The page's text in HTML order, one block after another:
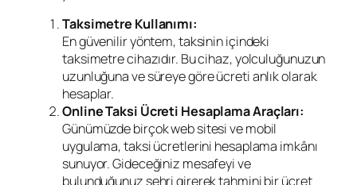
Taksimetre Kullanımı:
En güvenilir yöntem, taksinin içindeki
taksimetre cihazıdır. Bu cihaz, yolculuğunuzun
uzunluğuna ve süreye göre ücreti anlık olarak
hesaplar.
Online Taksi Ücreti Hesaplama Araçları:
Günümüzde birçok web sitesi ve mobil
uygulama, taksi ücretlerini hesaplama imkânı
sunuyor. Gideceğiniz mesafeyi ve
bulunduğunuz şehri girerek tahmini bir ücret